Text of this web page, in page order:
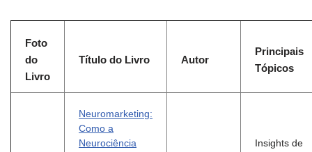
Foto
do
Livro
Título do Livro Autor
Principais
Tópicos
Neuromarketing:
Como a
Neurociência
Insights de